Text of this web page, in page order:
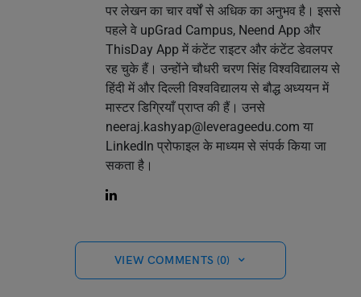
पर लेखन का चार वर्षों से अधिक का अनुभव है। इससे
पहले वे upGrad Campus, Neend App और
ThisDay App में कंटेंट राइटर और कंटेंट डेवलपर
रह चुके हैं। उन्होंने चौधरी चरण सिंह विश्वविद्यालय से
हिंदी में और दिल्ली विश्वविद्यालय से बौद्ध अध्ययन में
मास्टर डिग्रियाँ प्राप्त की हैं। उनसे
neeraj.kashyap@leverageedu.com या
LinkedIn प्रोफाइल के माध्यम से संपर्क किया जा
सकता है।
VIEW COMMENTS (0)